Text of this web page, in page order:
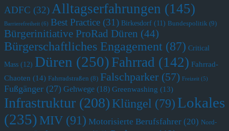
ADFC (32)Alltagserfahrungen (145)
Barrierefreiheit (6) Best Practice (31) Birkesdorf (11) Bundespolitik (9)
Bürgerinitiative ProRad Düren (44)
Bürgerschaftliches Engagement (87) Critical
Mass (12) Düren (250) Fahrrad (142) Fahrrad-
Chaoten (14) Fahrradstraßen (8) Falschparker (57) Freizeit (5)
Fußgänger (27) Gehwege (18) Greenwashing (13)
Infrastruktur (208) Klüngel (79) Lokales
(235) MIV (91) Motorisierte Berufsfahrer (20) Nord-